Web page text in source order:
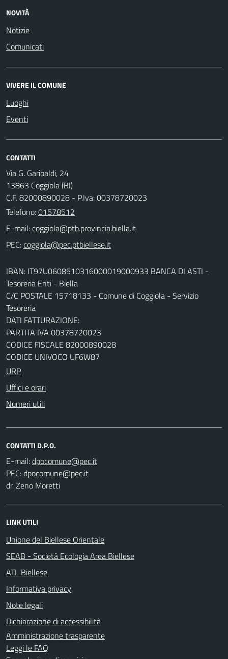
NOVITÀ
Notizie
Comunicati
VIVERE IL COMUNE
Luoghi
Eventi
CONTATTI
Via G. Garibaldi, 24
13863 Coggiola (BI)
C.F. 82000890028 - P.Iva: 00378720023
Telefono:01578512
E-mail:
PEC:
IBAN: IT97U0608510316000019000933 BANCA DI ASTI -
Tesoreria Enti - Biella
C/C POSTALE 15718133 - Comune di Coggiola - Servizio
Tesoreria
DATI FATTURAZIONE:
PARTITA IVA 00378720023
CODICE FISCALE 82000890028
CODICE UNIVOCO UF6W87
URP
Uffici e orari
Numeri utili
CONTATTI D.P.O.
E-mail:
PEC:
dr. Zeno Moretti
LINK UTILI
Unione del Biellese Orientale
SEAB - Società Ecologia Area Biellese
ATL Biellese
Informativa privacy
Note legali
Dichiarazione di accessibilità
Amministrazione trasparente
Leggi le FAQ